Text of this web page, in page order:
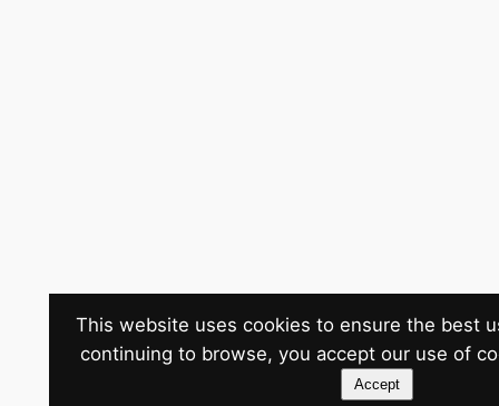
This website uses cookies to ensure the best
continuing to browse, you accept our use of
Accept